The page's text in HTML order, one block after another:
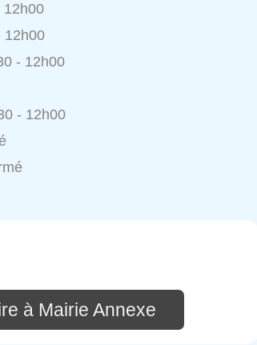
12h00
12h00
- 12h00
- 12h00
à Mairie Annexe